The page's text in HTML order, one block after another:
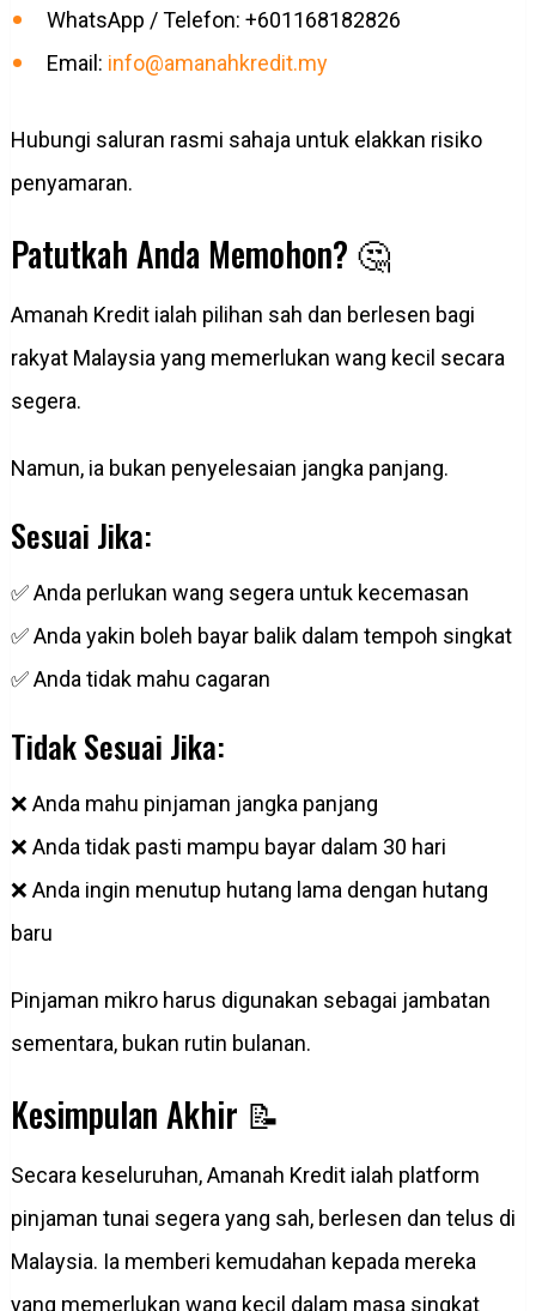
WhatsApp / Telefon: +601168182826
Email: info@amanahkredit.my
Hubungi saluran rasmi sahaja untuk elakkan risiko
penyamaran.
Patutkah Anda Memohon? 🤔
Amanah Kredit ialah pilihan sah dan berlesen bagi
rakyat Malaysia yang memerlukan wang kecil secara
segera.
Namun, ia bukan penyelesaian jangka panjang.
Sesuai Jika:
✅ Anda perlukan wang segera untuk kecemasan
✅ Anda yakin boleh bayar balik dalam tempoh singkat
✅ Anda tidak mahu cagaran
Tidak Sesuai Jika:
❌ Anda mahu pinjaman jangka panjang
❌ Anda tidak pasti mampu bayar dalam 30 hari
❌ Anda ingin menutup hutang lama dengan hutang
baru
Pinjaman mikro harus digunakan sebagai jambatan
sementara, bukan rutin bulanan.
Kesimpulan Akhir 📝
Secara keseluruhan, Amanah Kredit ialah platform
pinjaman tunai segera yang sah, berlesen dan telus di
Malaysia. Ia memberi kemudahan kepada mereka
yang memerlukan wang kecil dalam masa singkat